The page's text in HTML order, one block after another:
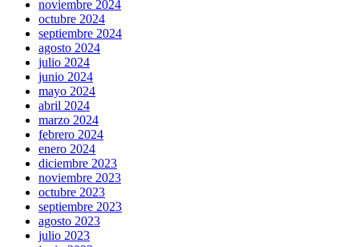
noviembre 2024
octubre 2024
septiembre 2024
agosto 2024
julio 2024
junio 2024
mayo 2024
abril 2024
marzo 2024
febrero 2024
enero 2024
diciembre 2023
noviembre 2023
octubre 2023
septiembre 2023
agosto 2023
julio 2023